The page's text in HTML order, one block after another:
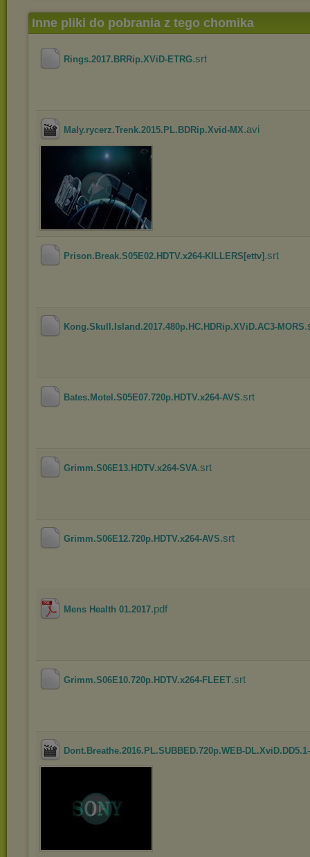
Inne pliki do pobrania z tego chomika
Rings.2017.BRRip.XViD-ETRG.srt
Maly.rycerz.Trenk.2015.PL.BDRip.Xvid-MX.avi
Prison.Break.S05E02.HDTV.x264-KILLERS[ettv] .srt
Kong.Skull.Island.2017.480p.HC.HDRip.XViD.AC3-MORS
Bates.Motel.S05E07.720p.HDTV.x264-AVS.srt
Grimm.S06E13.HDTV.x264-SVA.srt
Grimm.S06E12.720p.HDTV.x264-AVS.srt
Mens Health 01.2017.pdf
Grimm.S06E10.720p.HDTV.x264-FLEET.srt
Dont.Breathe.2016.PL.SUBBED.720p.WEB-